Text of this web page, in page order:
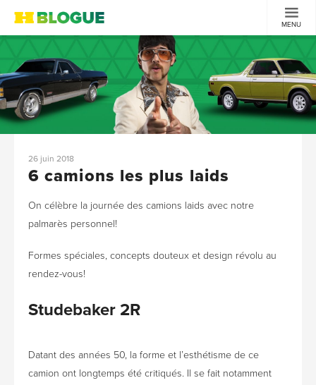
MENU
26 juin 2018
6 camions les plus laids
On célèbre la journée des camions laids avec notre
palmarès personnel!
Formes spéciales, concepts douteux et design révolu au
rendez-vous!
Studebaker 2R
Datant des années 50, la forme et l’esthétisme de ce
camion ont longtemps été critiqués. Il se fait notamment